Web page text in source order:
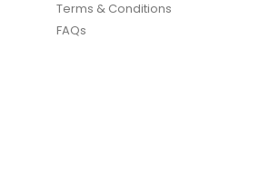
Terms & Conditions
FAQs